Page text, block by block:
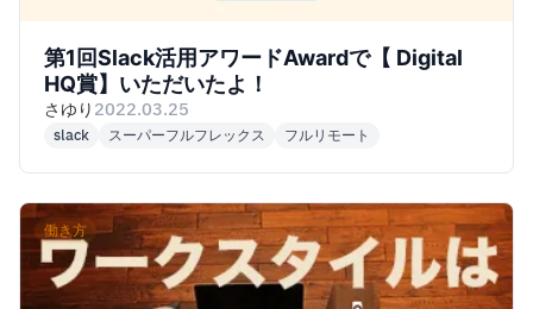
第1回Slack活用アワードAwardで【 Digital
HQ賞】いただいたよ！
さゆり2022.03.25
slack スーパーフルフレックス フルリモート
働き方